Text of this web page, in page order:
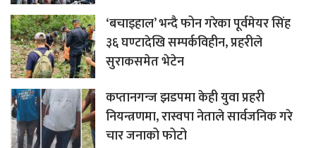
‘बचाइहाल’ भन्दै फोन गरेका पूर्वमेयर सिंह
३६ घण्टादेखि सम्पर्कविहीन, प्रहरीले
सुराकसमेत भेटेन
कप्तानगन्ज झडपमा केही युवा प्रहरी
नियन्त्रणमा, रास्वपा नेताले सार्वजनिक गरे
चार जनाको फोटो